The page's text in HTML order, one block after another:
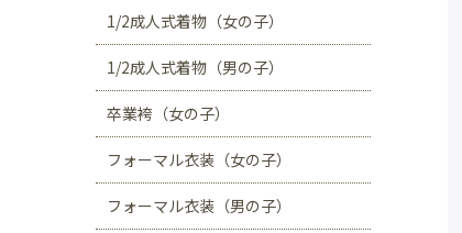
つくば学園の森店
静岡県
1/2成人式着物（女の子）
1/2成人式着物（男の子）
卒業袴（女の子）
フォーマル衣装（女の子）
フォーマル衣装（男の子）